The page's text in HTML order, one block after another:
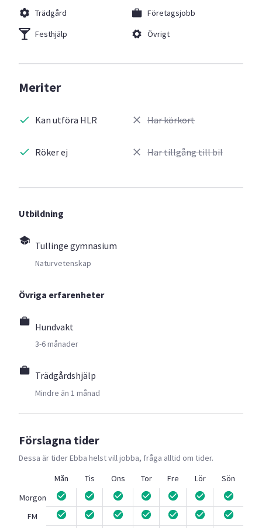
Trädgård
Festhjälp
Företagsjobb
Övrigt
Meriter
Kan utföra HLR
Röker ej
Har körkort
Har tillgång till bil
Utbildning
Tullinge gymnasium
Naturvetenskap
Övriga erfarenheter
Hundvakt
3-6 månader
Trädgårdshjälp
Mindre än 1 månad
Förslagna tider
Dessa är tiderEbba helst vill jobba, fråga alltid om tider.
Mån
Tis Ons Tor Fre Lör
Sön
Morgon
FM